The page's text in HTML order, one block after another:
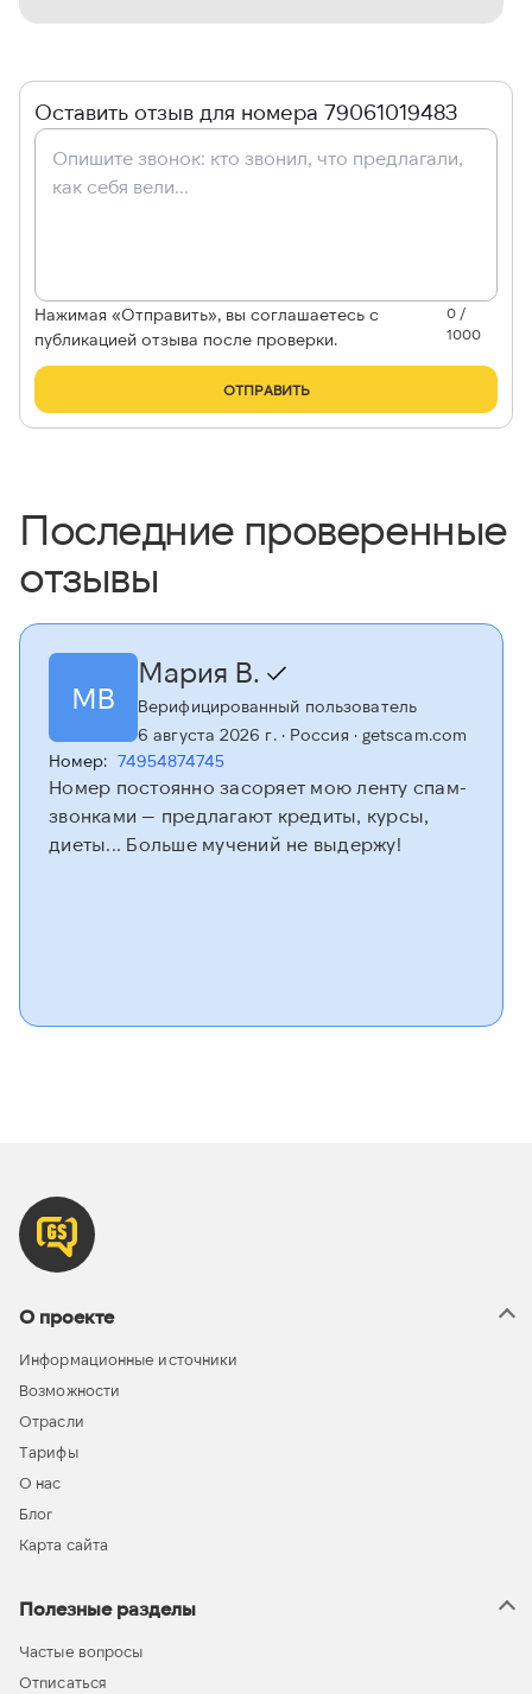
Оставить отзыв для номера 79061019483
Нажимая «Отправить», вы соглашаетесь с
публикацией отзыва после проверки.
0 /
1000
ОТПРАВИТЬ
Последние проверенные
отзывы
МВ
Мария В.
Верифицированный пользователь
6 августа 2026 г.· Россия · getscam.com
Номер: 74954874745
Номер постоянно засоряет мою ленту спам-
звонками — предлагают кредиты, курсы,
диеты... Больше мучений не выдержу!
О проекте
Информационные источники
Возможности
Отрасли
Тарифы
О нас
Блог
Карта сайта
Полезные разделы
Частые вопросы
Отписаться